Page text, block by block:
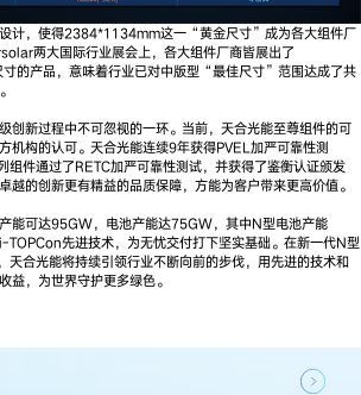
计，使得2384*1134mm这一“黄金尺寸”成为各大组件厂
两大国际行业展会上，各大组件厂商皆展出了
的产品，意味着行业已对中版型“最佳尺寸”范围达成了共
创新过程中不可忽视的一环。当前，天合光能至尊组件的可
机构的认可。天合光能连续9年获得PVEL加严可靠性测
件通过了RETC加严可靠性测试，并获得了鉴衡认证颁发
的创新更有精益的品质保障，方能为客户带来更高价值。
能可达95GW，电池产能达75GW，其中N型电池产能
先进技术，为无忧交付打下坚实基础。在新一代N型
合光能将持续引领行业不断向前的步伐，用先进的技术和
益，为世界守护更多绿色。